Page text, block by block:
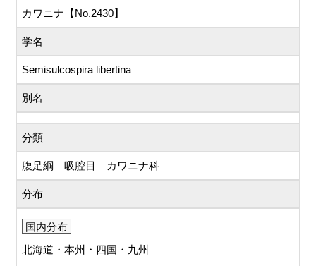
カワニナ【No.2430】
学名
Semisulcospira libertina
別名
分類
腹足綱 吸腔目 カワニナ科
分布
国内分布
北海道・本州・四国・九州